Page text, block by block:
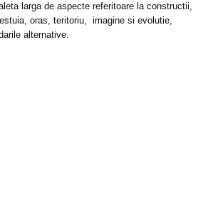
larga de aspecte referitoare la constructii,
oras, teritoriu, imagine si evolutie,
alternative.